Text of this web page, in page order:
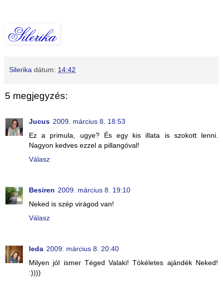
Silerika dátum: 14:42
5 megjegyzés:
Jucus 2009. március 8. 18:53
Ez a primula, ugye? És egy kis illata is szokott lenni.
Nagyon kedves ezzel a pillangóval!
Válasz
Besiren 2009. március 8. 19:10
Neked is szép virágod van!
Válasz
leda 2009. március 8. 20:40
Milyen jól ismer Téged Valaki! Tökéletes ajándék Neked!
:))))